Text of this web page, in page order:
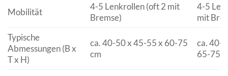
Mobilität
4-5 Lenkrollen (oft 2 mit
Bremse)
4-5
mit
Typische
Abmessungen (B x
T x H)
ca. 40-50 x 45-55 x 60-75
cm
ca. 40-
65-75